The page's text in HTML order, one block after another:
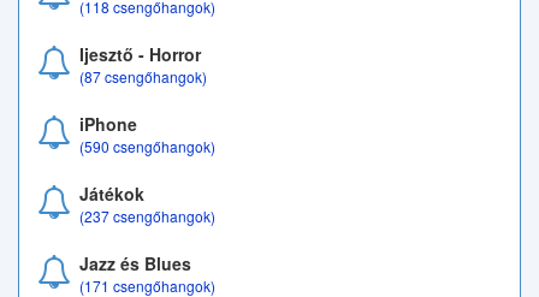
(118 csengőhangok)
Ijesztő - Horror
(87 csengőhangok)
iPhone
(590 csengőhangok)
Játékok
(237 csengőhangok)
Jazz és Blues
(171 csengőhangok)